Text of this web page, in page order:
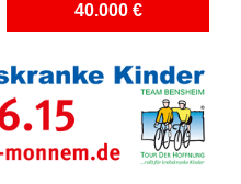
40.000 €